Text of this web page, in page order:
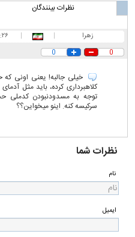
نظرات بینندگان
زهرا |
|
۱۴:۲۶ -
0
0
خیلی جالبه! یعنی اونی
کلاهبرداری کرده، باید مثل
توجه به مسدودنبودن کدملی
سرکیسه کنه. اینو میخواین؟؟
نظرات شما
نام
ایمیل